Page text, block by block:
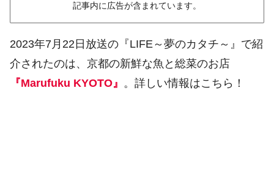
記事内に広告が含まれています。
2023年7月22日放送の『LIFE～夢のカタチ～』で紹
介されたのは、京都の新鮮な魚と総菜のお店
『Marufuku KYOTO』 。詳しい情報はこちら！